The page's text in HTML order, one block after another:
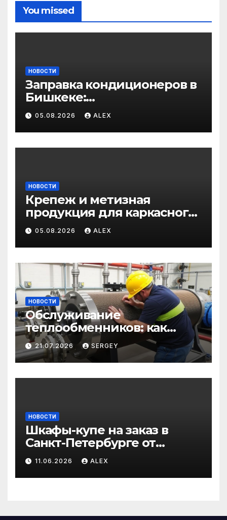
You missed
НОВОСТИ
Заправка кондиционеров в
Бишкеке:
профессиональные услуги
для дома и авто
05.08.2026 ALEX
НОВОСТИ
Крепеж и метизная
продукция для каркасного
и загородного
строительства: от
саморезов до анкеров
05.08.2026 ALEX
НОВОСТИ
Обслуживание
теплообменников: как
сохранить эффективность
и избежать простоев
21.07.2026 SERGEY
НОВОСТИ
Шкафы-купе на заказ в
Санкт-Петербурге от
производителя по
доступным ценам
11.06.2026 ALEX